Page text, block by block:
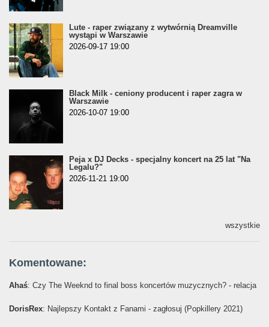
Lute - raper związany z wytwórnią Dreamville
wystąpi w Warszawie
2026-09-17 19:00
Black Milk - ceniony producent i raper zagra w
Warszawie
2026-10-07 19:00
Peja x DJ Decks - specjalny koncert na 25 lat "Na
Legalu?"
2026-11-21 19:00
wszystkie
Komentowane:
Ahaś: Czy The Weeknd to final boss koncertów muzycznych? - relacja
DorisRex: Najlepszy Kontakt z Fanami - zagłosuj (Popkillery 2021)